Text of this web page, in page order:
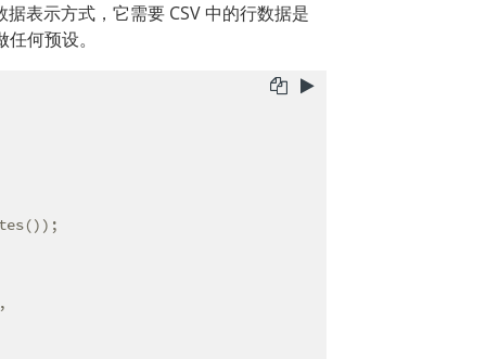
表示方式，它需要 CSV 中的行数据是
何预设。
,